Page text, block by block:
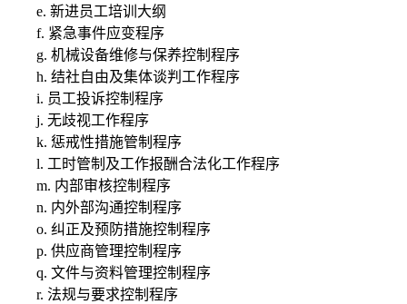
e. 新进员工培训大纲
f. 紧急事件应变程序
g. 机械设备维修与保养控制程序
h. 结社自由及集体谈判工作程序
i. 员工投诉控制程序
j. 无歧视工作程序
k. 惩戒性措施管制程序
l. 工时管制及工作报酬合法化工作程序
m. 内部审核控制程序
n. 内外部沟通控制程序
o. 纠正及预防措施控制程序
p. 供应商管理控制程序
q. 文件与资料管理控制程序
r. 法规与要求控制程序